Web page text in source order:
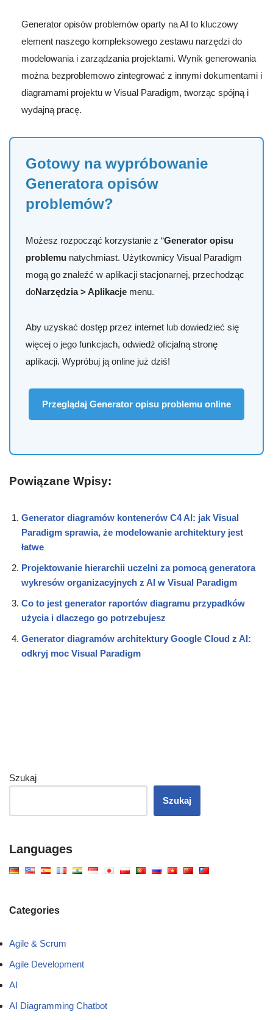
Generator opisów problemów oparty na AI to kluczowy
element naszego kompleksowego zestawu narzędzi do
modelowania i zarządzania projektami. Wynik generowania
można bezproblemowo zintegrować z innymi dokumentami i
diagramami projektu w Visual Paradigm, tworząc spójną i
wydajną pracę.
Gotowy na wypróbowanie
Generatora opisów
problemów?
Możesz rozpocząć korzystanie z “Generator opisu
problemu natychmiast. Użytkownicy Visual Paradigm
mogą go znaleźć w aplikacji stacjonarnej, przechodząc
doNarzędzia > Aplikacje menu.
Aby uzyskać dostęp przez internet lub dowiedzieć się
więcej o jego funkcjach, odwiedź oficjalną stronę
aplikacji. Wypróbuj ją online już dziś!
Przeglądaj Generator opisu problemu online
Powiązane Wpisy:
Generator diagramów kontenerów C4 AI: jak Visual
Paradigm sprawia, że modelowanie architektury jest
łatwe
Projektowanie hierarchii uczelni za pomocą generatora
wykresów organizacyjnych z AI w Visual Paradigm
Co to jest generator raportów diagramu przypadków
użycia i dlaczego go potrzebujesz
Generator diagramów architektury Google Cloud z AI:
odkryj moc Visual Paradigm
Szukaj
Szukaj
Languages
Categories
Agile & Scrum
Agile Development
AI
AI Diagramming Chatbot